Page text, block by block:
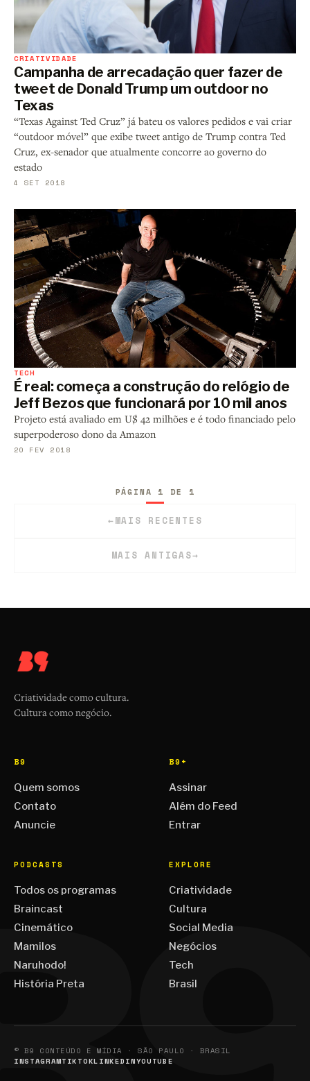
CRIATIVIDADE
Campanha de arrecadação quer fazer de
tweet de Donald Trump um outdoor no
Texas
“Texas Against Ted Cruz” já bateu os valores pedidos e vai criar
“outdoor móvel” que exibe tweet antigo de Trump contra Ted
Cruz, ex-senador que atualmente concorre ao governo do
estado
4 SET 2018
TECH
É real: começa a construção do relógio de
Jeff Bezos que funcionará por 10 mil anos
Projeto está avaliado em U$ 42 milhões e é todo financiado pelo
superpoderoso dono da Amazon
20 FEV 2018
←MAIS RECENTES
PÁGINA 1 DE 1
MAIS ANTIGAS→
Criatividade como cultura.
Cultura como negócio.
B9
Quem somos
Contato
Anuncie
B9+
Assinar
Além do Feed
Entrar
PODCASTS
Todos os programas
Braincast
Cinemático
Mamilos
Naruhodo!
História Preta
EXPLORE
Criatividade
Cultura
Social Media
Negócios
Tech
Brasil
© B9 CONTEÚDO E MÍDIA · SÃO PAULO · BRASIL
INSTAGRAMTIKTOKLINKEDINYOUTUBE